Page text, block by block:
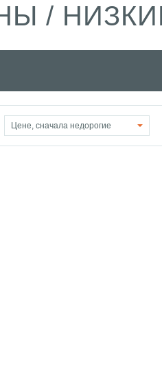
/
Цене, сначала недорогие